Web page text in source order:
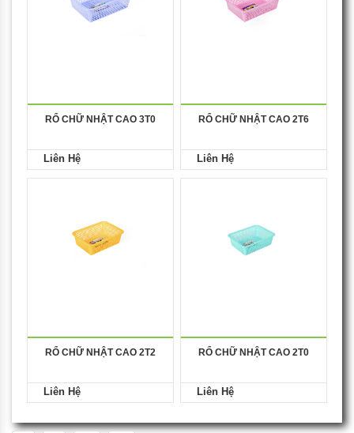
RỔ CHỮ NHẬT CAO 3T0
Liên Hệ
RỔ CHỮ NHẬT CAO 2T6
Liên Hệ
RỔ CHỮ NHẬT CAO 2T2
Liên Hệ
RỔ CHỮ NHẬT CAO 2T0
Liên Hệ